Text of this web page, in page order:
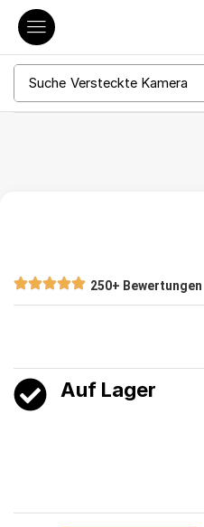
Suche Versteckte Kamera
250+ Bewertungen
Auf Lager